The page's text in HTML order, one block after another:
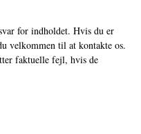
for indholdet. Hvis du er
velkommen til at kontakte os.
faktuelle fejl, hvis de